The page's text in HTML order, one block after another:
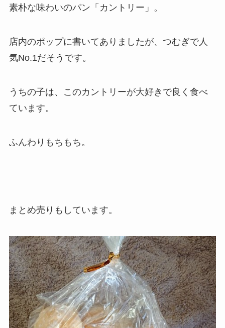
素朴な味わいのパン「カントリー」。
店内のポップに書いてありましたが、つむぎで人
気No.1だそうです。
うちの子は、このカントリーが大好きで良く食べ
ています。
ふんわりもちもち。
まとめ売りもしています。